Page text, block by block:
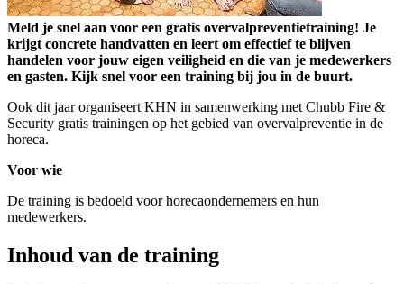
Meld je snel aan voor een gratis overvalpreventietraining! Je
krijgt concrete handvatten en leert om effectief te blijven
handelen voor jouw eigen veiligheid en die van je medewerkers
en gasten. Kijk snel voor een training bij jou in de buurt.
Ook dit jaar organiseert KHN in samenwerking met Chubb Fire &
Security gratis trainingen op het gebied van overvalpreventie in de
horeca.
Voor wie
De training is bedoeld voor horecaondernemers en hun
medewerkers.
Inhoud van de training